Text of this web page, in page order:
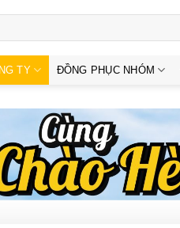
TY ĐỒNG PHỤC NHÓM